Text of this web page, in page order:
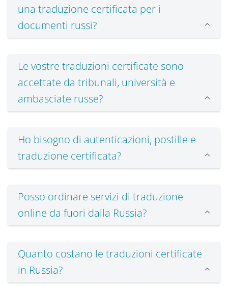
una traduzione certificata per i
documenti russi?
Le vostre traduzioni certificate sono
accettate da tribunali, università e
ambasciate russe?
Ho bisogno di autenticazioni, postille e
traduzione certificata?
Posso ordinare servizi di traduzione
online da fuori dalla Russia?
Quanto costano le traduzioni certificate
in Russia?